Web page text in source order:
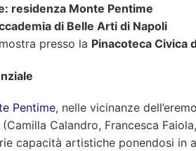
residenza Monte Pentime
di Belle Arti di Napoli
mostra presso la Pinacoteca Civica
Pentime, nelle vicinanze
Calandro, Francesca
capacità artistiche ponendosi